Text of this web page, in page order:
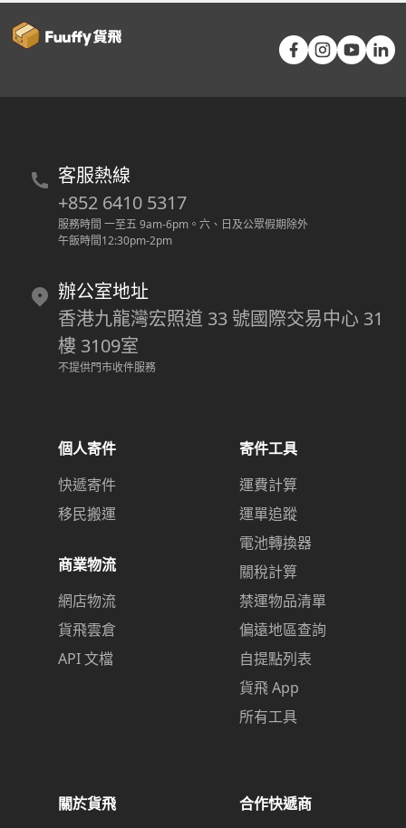
客服熱線
+852 6410 5317
服務時間 一至五 9am-6pm 。 六、日及公眾假期除外
午飯時間12:30pm-2pm
辦公室地址
香港九龍灣宏照道 33 號國際交易中心 31
樓 3109室
不提供門市收件服務
個人寄件
快遞寄件
移民搬運
商業物流
網店物流
貨飛雲倉
API 文檔
寄件工具
運費計算
運單追蹤
電池轉換器
關稅計算
禁運物品清單
偏遠地區查詢
自提點列表
貨飛 App
所有工具
關於貨飛
合作快遞商